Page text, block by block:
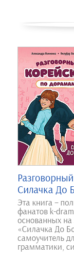
Силачка До
Эта книга –
фанатов k-
основанных на
«Силачка До
самоучитель
грамматики,